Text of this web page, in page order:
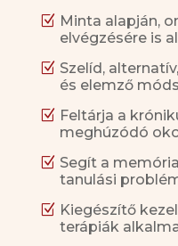
Z Minta alapján,
elvégzésére is
Z Szelíd,
és elemző
Z Feltárja a
meghúzódó
Z Segít a
tanulási
Z Kiegészítő
terápiák